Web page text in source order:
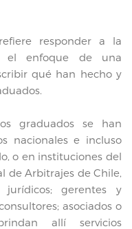
responder a la
el enfoque de una
qué han hecho y
graduados se han
nacionales e incluso
o en instituciones del
de Arbitrajes de Chile,
gerentes y
asociados o
allí servicios